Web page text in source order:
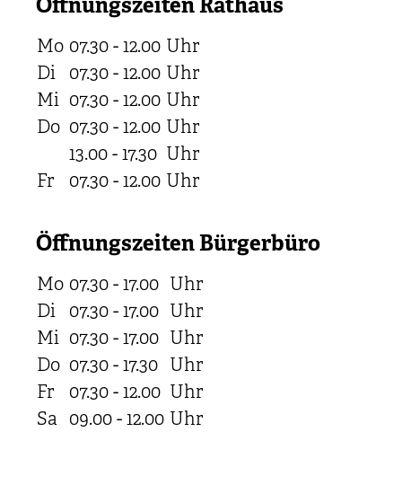
Öffnungszeiten Rathaus
Mo 07.30 - 12.00 Uhr
Di
07.30 - 12.00 Uhr
Mi 07.30 - 12.00 Uhr
Do 07.30 - 12.00 Uhr
13.00 - 17.30 Uhr
Fr
07.30 - 12.00 Uhr
Öffnungszeiten Bürgerbüro
Mo 07.30 - 17.00 Uhr
Di
07.30 - 17.00 Uhr
Mi 07.30 - 17.00 Uhr
Do 07.30 - 17.30 Uhr
Fr
07.30 - 12.00 Uhr
Sa 09.00 - 12.00 Uhr